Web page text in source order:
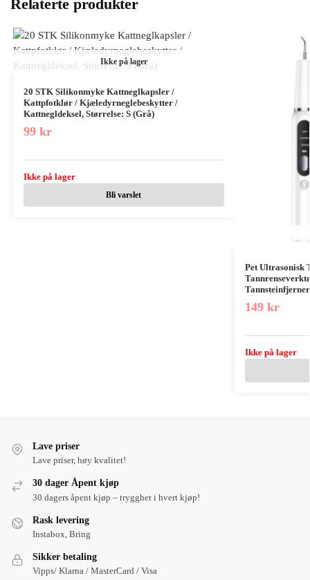
Relaterte produkter
Ikke på lager
20 STK Silikonmyke Kattneglkapsler /
Kattpfotklør / Kjæledyrneglebeskytter /
Kattnegldeksel, Størrelse: S (Grå)
99 kr
Ikke på lager
Bli varslet
Pet Ultrasonisk
149 kr
Ikke på lager
Lave priser
Lave priser, høy kvalitet!
30 dager Åpent kjøp
30 dagers åpent kjøp – trygghet i hvert kjøp!
Rask levering
Instabox, Bring
Sikker betaling
Vipps/ Klarna / MasterCard / Visa